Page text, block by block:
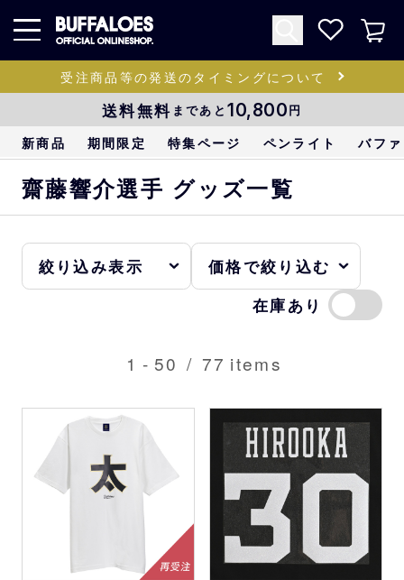
受注商品等の発送のタイミングについて
送料無料 まであと 10,800円
新商品 期間限定 特集ページ ペンライト バフ
齋藤響介選手 グッズ一覧
在庫あり
1 - 50 / 77 items